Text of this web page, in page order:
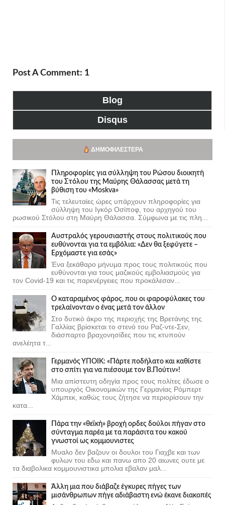
Post A Comment: 1
Blog
Disqus
ΔΗΜΟΦΙΛΈΣΤΕΡΑ
Πληροφορίες για σύλληψη του Ρώσου διοικητή
του Στόλου της Mαύρης Θάλασσας μετά τη
βύθιση του «Moskva»
Τις τελευταίες ώρες υπάρχουν πληροφορίες για
σύλληψη του Ιγκόρ Οσίποφ, του αρχηγού του
ρωσικού Στόλου στη Μαύρη Θάλασσα. Σύμφωνα με τις πλη...
Αυστραλός γερουσιαστής στους πολιτικούς που
ευθύνονται για τα εμβόλια: «Δεν θα ξεφύγετε –
Ερχόμαστε για εσάς»
Ένα ξεκάθαρο μήνυμα προς τους πολιτικούς που
ευθύνονται για τους μαζικούς εμβολιασμούς για
τον Covid-19 και τις παρενέργειες που προκάλεσαν...
Ο καταραμένος φάρος, που οι φαροφύλακες του
τρελαίνονταν ο ένας μετά τον άλλον
Στο δυτικό άκρο της περιοχής της Βρετάνης της
Γαλλίας βρίσκεται το στενό του Ραζ-ντε-Σεν,
διάσπαρτο βραχονησίδες που τις κτυπούν
ανελέητα τ...
Γερμανός ΥΠΟΙΚ: «Πάρτε ποδήλατο και καθίστε
στο σπίτι για να πιέσουμε τον Β.Πούτιν»!
Μια απίστευτη οδηγία προς τους πολίτες έδωσε ο
υπουργός Οικονομικών της Γερμανίας Ρόμπερτ
Χάμπεκ, καθώς τους ζήτησε να περιορίσουν την
κατα...
Πάρα την «θεϊκή» βροχή ορδες δούλοι πήγαν στο
σύνταγμα παρέα με τα παράσιτα του κακού
γνωστοί ως κομμουνιστες
Μυαλο δεν βαζουν οι δουλοι του Γιαχβε και των
φυλων του εδω και πανω απο 20 αιωνες ουτε με
τα διαβολικα κομμουνιστικα μπολια εβαλαν μαλ...
Άλλη μια που διάβαζε έγκυρες πήγες των
μισάνθρωπων πήγε αδιάβαστη ενώ έκανε διακοπές